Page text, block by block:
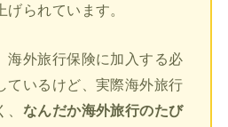
げられています。
海外旅行保険に加入する必
ているけど、実際海外旅行
なんだか海外旅行のたび